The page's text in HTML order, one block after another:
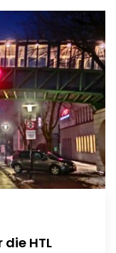
HTL